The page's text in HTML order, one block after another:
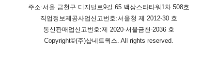
주소:서울 금천구 디지털로9길 65 백상스타타워1차 508호
직업정보제공사업신고번호:서울청 제 2012-30 호
통신판매업신고번호:제 2020-서울금천-2036 호
Copyright©(주)샵네트웍스 . All rights reserved.